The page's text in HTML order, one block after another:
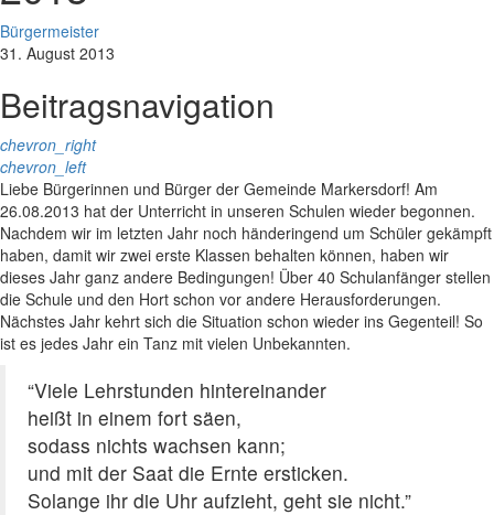
Bürgermeister
31. August 2013
Beitragsnavigation
chevron_right
chevron_left
Liebe Bürgerinnen und Bürger der Gemeinde Markersdorf! Am
26.08.2013 hat der Unterricht in unseren Schulen wieder begonnen.
Nachdem wir im letzten Jahr noch händeringend um Schüler gekämpft
haben, damit wir zwei erste Klassen behalten können, haben wir
dieses Jahr ganz andere Bedingungen! Über 40 Schulanfänger stellen
die Schule und den Hort schon vor andere Herausforderungen.
Nächstes Jahr kehrt sich die Situation schon wieder ins Gegenteil! So
ist es jedes Jahr ein Tanz mit vielen Unbekannten.
“Viele Lehrstunden hintereinander
heißt in einem fort säen,
sodass nichts wachsen kann;
und mit der Saat die Ernte ersticken.
Solange ihr die Uhr aufzieht, geht sie nicht.”